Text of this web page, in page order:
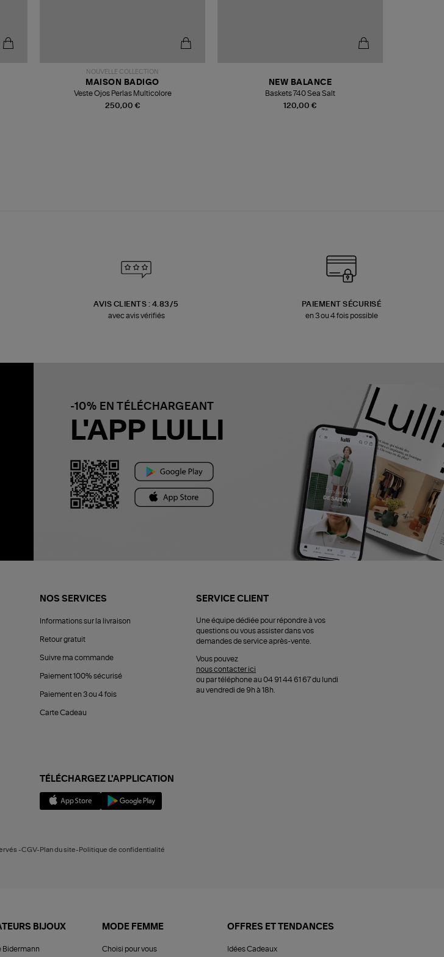
NOUVELLE COLLECTION
250,00 €
MAISON BADIGO
Veste Ojos Perlas Multicolore
120,00 €
NEW BALANCE
Baskets 740 Sea Salt
AVIS CLIENTS : 4.83/5
avec avis vérifiés
PAIEMENT SÉCURISÉ
en 3 ou 4 fois possible
-10% EN TÉLÉCHARGEANT
L'APP LULLI
NOS SERVICES
Informations sur la livraison
Retour gratuit
Suivre ma commande
Paiement 100% sécurisé
Paiement en 3 ou 4 fois
Carte Cadeau
SERVICE CLIENT
Une équipe dédiée pour répondre à vos
questions ou vous assister dans vos
demandes de service après-vente.
Vous pouvez
nous contacter ici
ou par téléphone au 04 91 44 61 67 du lundi
au vendredi de 9h à 18h.
TÉLÉCHARGEZ L'APPLICATION
-CGV-Plan du site-Politique de confidentialité
BIJOUX
Bidermann
MODE FEMME
Choisi pour vous
OFFRES ET TENDANCES
Idées Cadeaux